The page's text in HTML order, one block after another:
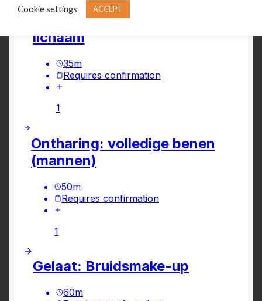
Wie is Belle-Lyn ?
Cookie settings ACCEPT